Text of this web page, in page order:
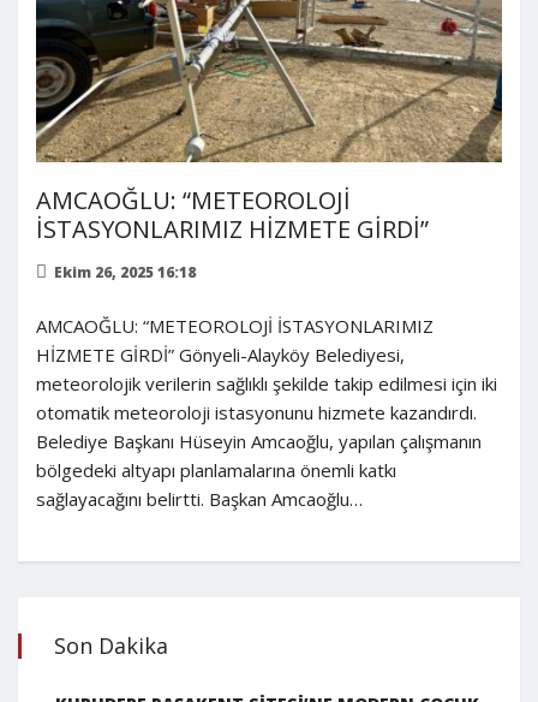
AMCAOĞLU: “METEOROLOJİ
İSTASYONLARIMIZ HİZMETE GİRDİ”
Ekim 26, 2025 16:18
AMCAOĞLU: “METEOROLOJİ İSTASYONLARIMIZ
HİZMETE GİRDİ” Gönyeli-Alayköy Belediyesi,
meteorolojik verilerin sağlıklı şekilde takip edilmesi için iki
otomatik meteoroloji istasyonunu hizmete kazandırdı.
Belediye Başkanı Hüseyin Amcaoğlu, yapılan çalışmanın
bölgedeki altyapı planlamalarına önemli katkı
sağlayacağını belirtti. Başkan Amcaoğlu…
Son Dakika